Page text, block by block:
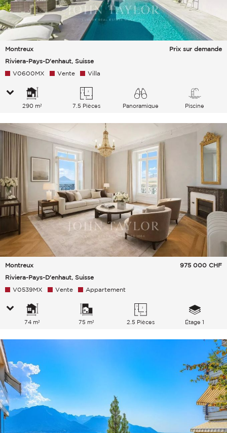
Montreux
Riviera-Pays-D'enhaut, Suisse
Prix sur demande
V0600MX Vente Villa
290 m² 7.5 Pièces
Panoramique
Piscine
Montreux
Riviera-Pays-D'enhaut, Suisse
975 000 CHF
V0539MX Vente Appartement
74 m² 75 m² 2.5 Pièces Étage 1